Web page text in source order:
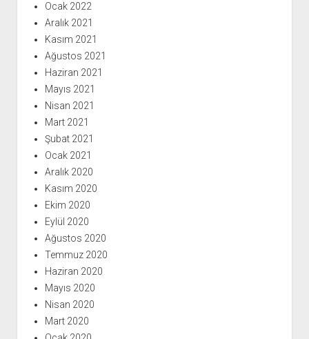
Ocak 2022
Aralık 2021
Kasım 2021
Ağustos 2021
Haziran 2021
Mayıs 2021
Nisan 2021
Mart 2021
Şubat 2021
Ocak 2021
Aralık 2020
Kasım 2020
Ekim 2020
Eylül 2020
Ağustos 2020
Temmuz 2020
Haziran 2020
Mayıs 2020
Nisan 2020
Mart 2020